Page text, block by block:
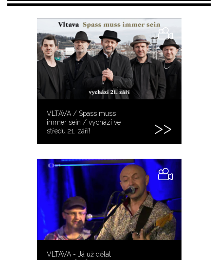
VLTAVA / Spass muss
immer sein / vychází ve
středu 21. září!
VLTAVA - Já už dělat